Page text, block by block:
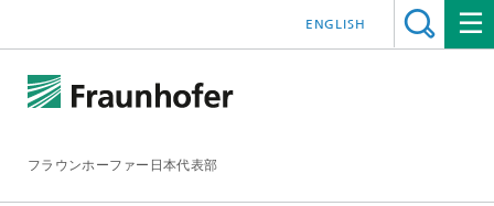
フラウンホーファー日本代表部
ENGLISH